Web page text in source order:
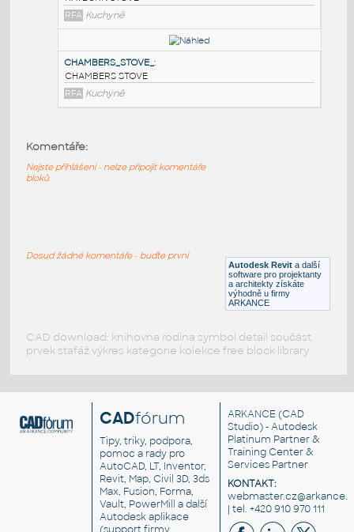
Kitchen_Island_45_degree_with_stove
Kitchen Island 45 degree with stove
RFA Kuchyně
RAYBURN STOVE
RFA
Kuchyně
Autodesk Revit a další
software pro projektanty
a architekty získáte
výhodně u firmy
ARKANCE
Komentáře:
Nejste přihlášeni - nelze připojit komentáře
bloků
Dosud žádné komentáře - buďte první
CAD download: knihovna rodina symbol detail součást
prvek stafáž výkres kategorie kolekce free block library
CADfórum
Tipy, triky, podpora,
pomoc a rady pro
AutoCAD, LT, Inventor,
Revit, Map, Civil 3D, 3ds
Max, Fusion, Forma,
Vault, PowerMill a další
Autodesk aplikace
ARKANCE (CAD
Studio) - Autodesk
Platinum Partner &
Training Center &
Services Partner
KONTAKT:
| tel. +420 910 970 111